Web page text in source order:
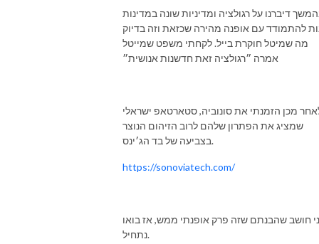
דיברנו על רגולציה ומדיניות שונה במדינות
להתמודד עם אופנה מהירה שכזאת וזה בדיוק
מה שמיטל חוקרת בייל. לקחתי משפט שמייטל
אמרה ״רגולציה זאת חדשנות אנושית״
מכן הזמנתי את סונוביה, סטארטאפ ישראלי
שמציג את הפתרון שלהם לרוב הזיהום הנוצר
בצביעה של בד הג׳ינס.
https://sonoviatech.com/
חושב שהבנתם שזה פרק אופנתי ממש, אז בואו
נתחיל.